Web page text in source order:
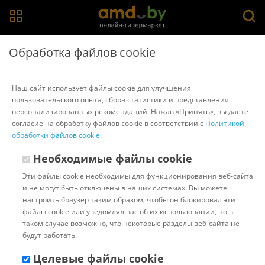
Главная > Каталог товаров Фритюрницы
Сортировать: Популярные
Код:26318 В наличии
Доставка в г.Минск 11 августа
с 18:00 до 22:00.Стоимость:
10.00 ƃ
Обработка файлов cookie
Наш сайт использует файлы cookie для улучшения
пользовательского опыта, сбора статистики и представления
персонализированных рекомендаций. Нажав «Принять», вы даете
согласие на обработку файлов cookie в соответствии с Политикой
обработки файлов cookie.
Необходимые файлы cookie
Эти файлы cookie необходимы для функционирования веб-сайта
и не могут быть отключены в наших системах. Вы можете
настроить браузер таким образом, чтобы он блокировал эти
файлы cookie или уведомлял вас об их использовании, но в
таком случае возможно, что некоторые разделы веб-сайта не
будут работать.
Целевые файлы cookie